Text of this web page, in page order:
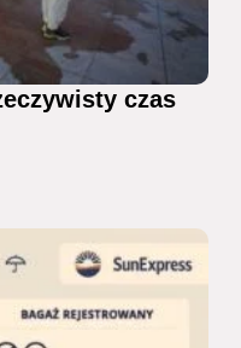
czas